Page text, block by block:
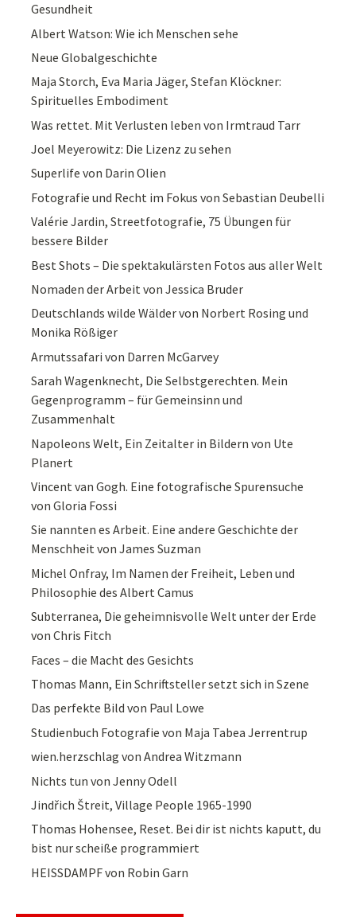
Gesundheit
Albert Watson: Wie ich Menschen sehe
Neue Globalgeschichte
Maja Storch, Eva Maria Jäger, Stefan Klöckner:
Spirituelles Embodiment
Was rettet. Mit Verlusten leben von Irmtraud Tarr
Joel Meyerowitz: Die Lizenz zu sehen
Superlife von Darin Olien
Fotografie und Recht im Fokus von Sebastian Deubelli
Valérie Jardin, Streetfotografie, 75 Übungen für
bessere Bilder
Best Shots – Die spektakulärsten Fotos aus aller Welt
Nomaden der Arbeit von Jessica Bruder
Deutschlands wilde Wälder von Norbert Rosing und
Monika Rößiger
Armutssafari von Darren McGarvey
Sarah Wagenknecht, Die Selbstgerechten. Mein
Gegenprogramm – für Gemeinsinn und
Zusammenhalt
Napoleons Welt, Ein Zeitalter in Bildern von Ute
Planert
Vincent van Gogh. Eine fotografische Spurensuche
von Gloria Fossi
Sie nannten es Arbeit. Eine andere Geschichte der
Menschheit von James Suzman
Michel Onfray, Im Namen der Freiheit, Leben und
Philosophie des Albert Camus
Subterranea, Die geheimnisvolle Welt unter der Erde
von Chris Fitch
Faces – die Macht des Gesichts
Thomas Mann, Ein Schriftsteller setzt sich in Szene
Das perfekte Bild von Paul Lowe
Studienbuch Fotografie von Maja Tabea Jerrentrup
wien.herzschlag von Andrea Witzmann
Nichts tun von Jenny Odell
Jindřich Štreit, Village People 1965-1990
Thomas Hohensee, Reset. Bei dir ist nichts kaputt, du
bist nur scheiße programmiert
HEISSDAMPF von Robin Garn